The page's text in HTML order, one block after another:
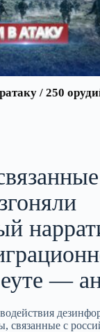
/ 250
—
связанные с